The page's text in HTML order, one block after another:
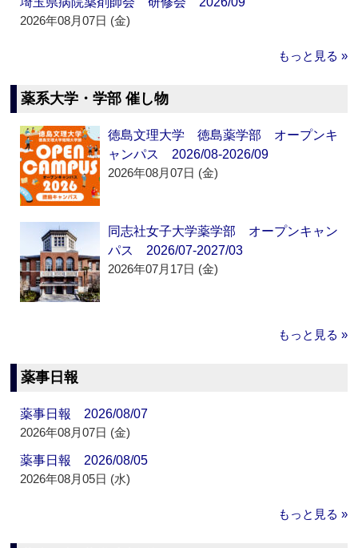
2026年08月07日 (金)
もっと見る »
薬系大学・学部 催し物
徳島文理大学 徳島薬学部 オープンキ
ャンパス 2026/08-2026/09
2026年08月07日 (金)
同志社女子大学薬学部 オープンキャン
パス 2026/07-2027/03
2026年07月17日 (金)
もっと見る »
薬事日報
薬事日報 2026/08/07
2026年08月07日 (金)
薬事日報 2026/08/05
2026年08月05日 (水)
もっと見る »